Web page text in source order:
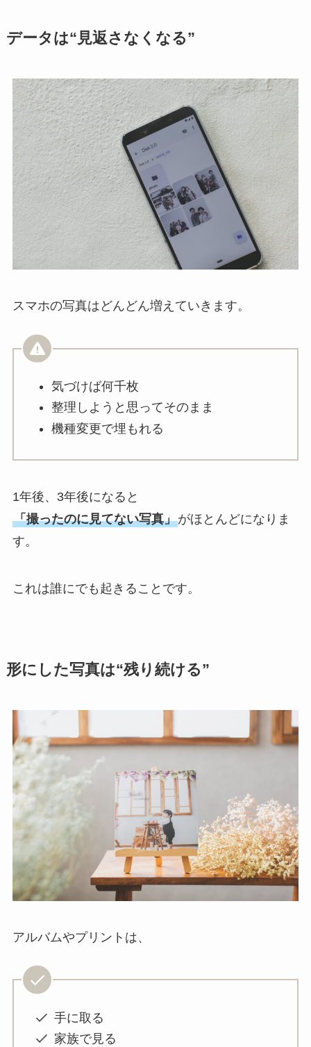
データは“見返さなくなる”
スマホの写真はどんどん増えていきます。
気づけば何千枚
整理しようと思ってそのまま
機種変更で埋もれる
1年後、3年後になると
「撮ったのに見てない写真」がほとんどになりま
す。
これは誰にでも起きることです。
形にした写真は“残り続ける”
アルバムやプリントは、
手に取る
家族で見る